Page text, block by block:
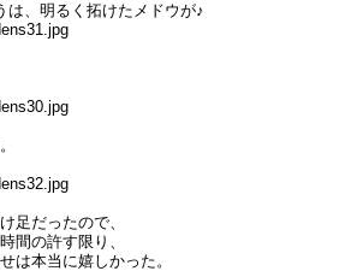
、明るく拓けたメドウが♪
足だったので、
間の許す限り、
は本当に嬉しかった。